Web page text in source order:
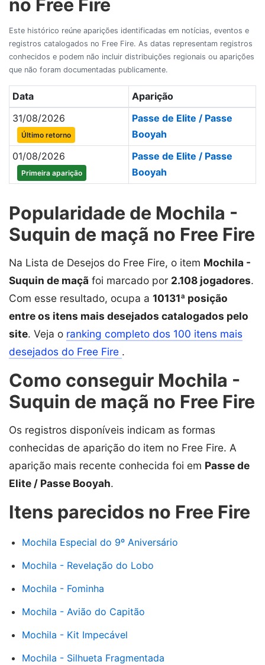
no Free Fire
Este histórico reúne aparições identificadas em notícias, eventos e
registros catalogados no Free Fire. As datas representam registros
conhecidos e podem não incluir distribuições regionais ou aparições
que não foram documentadas publicamente.
Data
Aparição
31/08/2026
Último retorno
Passe de Elite / Passe
Booyah
01/08/2026
Primeira aparição
Passe de Elite / Passe
Booyah
Popularidade de Mochila -
Suquin de maçã no Free Fire
Na Lista de Desejos do Free Fire, o item Mochila -
Suquin de maçã foi marcado por 2.108 jogadores.
Com esse resultado, ocupa a 10131ª posição
entre os itens mais desejados catalogados pelo
site. Veja o ranking completo dos 100 itens mais
desejados do Free Fire .
Como conseguir Mochila -
Suquin de maçã no Free Fire
Os registros disponíveis indicam as formas
conhecidas de aparição do item no Free Fire. A
aparição mais recente conhecida foi em Passe de
Elite / Passe Booyah.
Itens parecidos no Free Fire
Mochila Especial do 9º Aniversário
Mochila - Revelação do Lobo
Mochila - Fominha
Mochila - Avião do Capitão
Mochila - Kit Impecável
Mochila - Silhueta Fragmentada